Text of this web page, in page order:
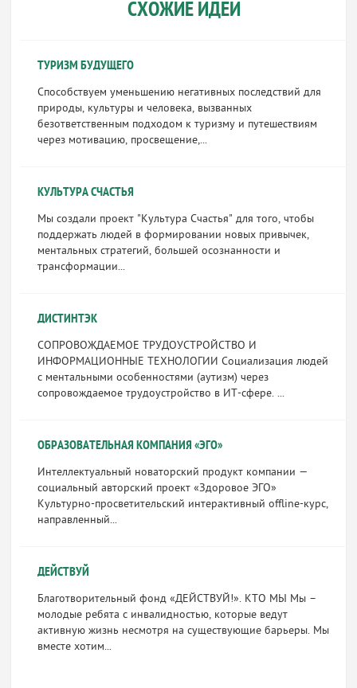
СХОЖИЕ ИДЕИ
ТУРИЗМ БУДУЩЕГО
Способствуем уменьшению негативных последствий для
природы, культуры и человека, вызванных
безответственным подходом к туризму и путешествиям
через мотивацию, просвещение,...
КУЛЬТУРА СЧАСТЬЯ
Мы создали проект "Культура Счастья" для того, чтобы
поддержать людей в формировании новых привычек,
ментальных стратегий, большей осознанности и
трансформации...
ДИСТИНТЭК
СОПРОВОЖДАЕМОЕ ТРУДОУСТРОЙСТВО И
ИНФОРМАЦИОННЫЕ ТЕХНОЛОГИИ Социализация людей
с ментальными особенностями (аутизм) через
сопровождаемое трудоустройство в ИТ-сфере. ...
ОБРАЗОВАТЕЛЬНАЯ КОМПАНИЯ «ЭГО»
Интеллектуальный новаторский продукт компании —
социальный авторский проект «Здоровое ЭГО»
Культурно-просветительский интерактивный offline-курс,
направленный...
ДЕЙСТВУЙ
Благотворительный фонд «ДЕЙСТВУЙ!». КТО МЫ Мы –
молодые ребята с инвалидностью, которые ведут
активную жизнь несмотря на существующие барьеры. Мы
вместе хотим...